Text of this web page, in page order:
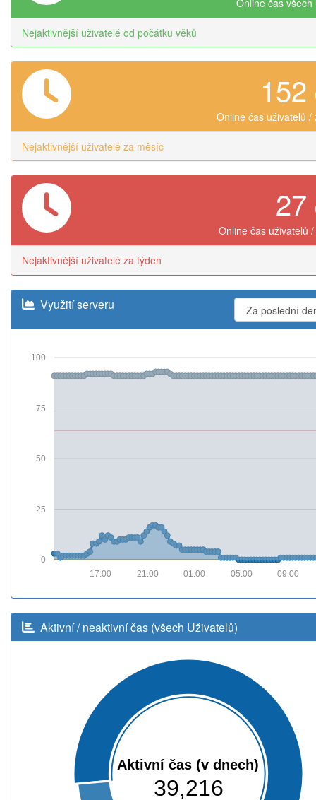
Nejaktivnější uživatelé od počátku věků
152
Online čas uživatelů /
Nejaktivnější uživatelé za měsíc
27
Online čas uživatelů
Nejaktivnější uživatelé za týden
Využití serveru
0
25
50
75
100
09:00
05:00
01:00
21:00
17:00
Aktivní / neaktivní čas (všech Uživatelů)
Aktivní čas (v dnech)
39,216